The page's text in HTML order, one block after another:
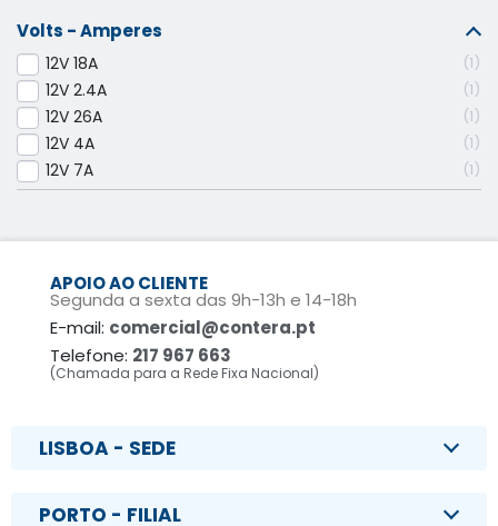
Volts - Amperes
12V 18A 1
12V 2.4A 1
12V 26A 1
12V 4A 1
12V 7A 1
APOIO AO CLIENTE
Segunda a sexta das 9h-13h e 14-18h
E-mail: comercial@contera.pt
Telefone: 217 967 663
(Chamada para a Rede Fixa Nacional)
LISBOA - SEDE
PORTO - FILIAL